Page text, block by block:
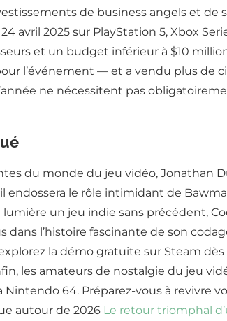
de business angels et
avril 2025 sur PlayStation 5, Xbox
et un budget inférieur à $10
l’événement — et a vendu plus de
ne nécessitent pas
du monde du jeu vidéo, Jonathan
endossera le rôle intimidant de
un jeu indie sans précédent,
l’histoire fascinante de son
la démo gratuite sur Steam
les amateurs de nostalgie du jeu
64. Préparez-vous à revivre
autour de 2026 Le retour triomphal